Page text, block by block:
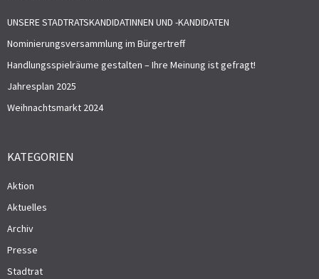
UNSERE STADTRATSKANDIDATINNEN UND -KANDIDATEN
Nominierungsversammlung im Bürgertreff
Handlungsspielräume gestalten – Ihre Meinung ist gefragt!
Jahresplan 2025
Weihnachtsmarkt 2024
KATEGORIEN
Aktion
Aktuelles
Archiv
Presse
Stadtrat